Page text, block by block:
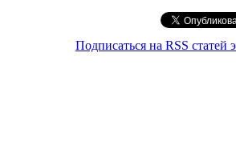
Подписаться на RSS статей